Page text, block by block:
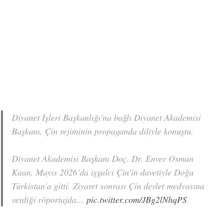
Diyanet İşleri Başkanlığı'na bağlı Diyanet Akademisi
Başkanı, Çin rejiminin propaganda diliyle konuştu.
Diyanet Akademisi Başkanı Doç. Dr. Enver Osman
Kaan, Mayıs 2026’da işgalci Çin'in davetiyle Doğu
Türkistan'a gitti. Ziyaret sonrası Çin devlet medyasına
verdiği röportajda…pic.twitter.com/JBg2lNhqPS